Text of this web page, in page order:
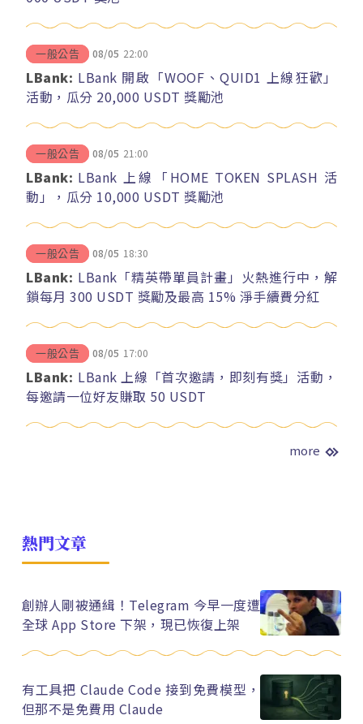
一般公告 08/05 22:00
LBank: LBank 開啟「WOOF、QUID1 上線狂歡」
活動，瓜分 20,000 USDT 獎勵池
一般公告 08/05 21:00
LBank: LBank 上線「HOME TOKEN SPLASH 活
動」，瓜分 10,000 USDT 獎勵池
一般公告 08/05 18:30
LBank: LBank「精英帶單員計畫」火熱進行中，解
鎖每月 300 USDT 獎勵及最高 15% 淨手續費分紅
一般公告 08/05 17:00
LBank: LBank 上線「首次邀請，即刻有獎」活動，
每邀請一位好友賺取 50 USDT
more
熱門文章
創辦人剛被通緝！Telegram 今早一度遭
全球 App Store 下架，現已恢復上架
有工具把 Claude Code 接到免費模型，
但那不是免費用 Claude